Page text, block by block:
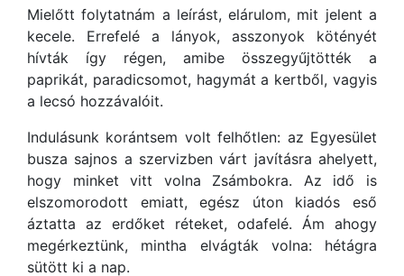
Mielőtt folytatnám a leírást, elárulom, mit jelent a
kecele. Errefelé a lányok, asszonyok kötényét
hívták így régen, amibe összegyűjtötték a
paprikát, paradicsomot, hagymát a kertből, vagyis
a lecsó hozzávalóit.
Indulásunk korántsem volt felhőtlen: az Egyesület
busza sajnos a szervizben várt javításra ahelyett,
hogy minket vitt volna Zsámbokra. Az idő is
elszomorodott emiatt, egész úton kiadós eső
áztatta az erdőket réteket, odafelé. Ám ahogy
megérkeztünk, mintha elvágták volna: hétágra
sütött ki a nap.